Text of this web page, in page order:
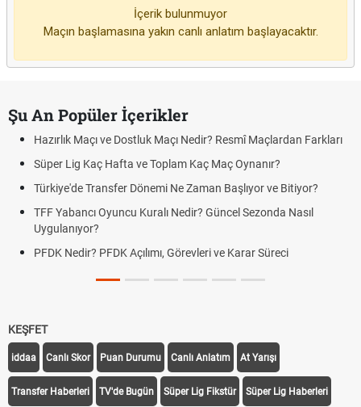
İçerik bulunmuyor
Maçın başlamasına yakın canlı anlatım başlayacaktır.
Şu An Popüler İçerikler
Hazırlık Maçı ve Dostluk Maçı Nedir? Resmî Maçlardan Farkları
Süper Lig Kaç Hafta ve Toplam Kaç Maç Oynanır?
Türkiye'de Transfer Dönemi Ne Zaman Başlıyor ve Bitiyor?
TFF Yabancı Oyuncu Kuralı Nedir? Güncel Sezonda Nasıl
Uygulanıyor?
PFDK Nedir? PFDK Açılımı, Görevleri ve Karar Süreci
KEŞFET
iddaa Canlı Skor Puan Durumu Canlı Anlatım At Yarışı
Transfer Haberleri TV'de Bugün Süper Lig Fikstür Süper Lig Haberleri